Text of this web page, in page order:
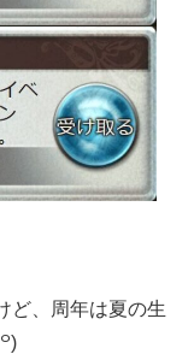
ど、周年は夏の生